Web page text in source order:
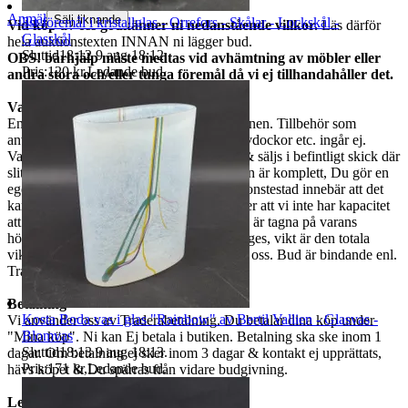
Vid köp av oss godkänner ni nedanstående villkor.Läs därför
hela auktionstexten INNAN ni lägger bud.
OBS! bärhjälp måste medtas vid avhämtning av möbler eller
andra stora och/eller tunga föremål då vi ej tillhandahåller det.
Varubeskrivning
Endast det ni ser på bilderna ingår i auktionen. Tillbehör som
används vid fotografering, som stativ, provdockor etc. ingår ej.
Varorna är begagnade om ej annat anges & säljs i befintligt skick där
slitage kan finnas. Vi garanterar ej att varan är komplett, Du gör en
egen bedömning enligt bilderna. Ej funktionstestad innebär att det
kan saknas delar, att den är ur funktion eller att vi inte har kapacitet
att utföra ett funktionstest. Mått som anges är tagna på varans
högsta/längsta/bredaste del om annat ej anges, vikt är den totala
vikten på varan. Vid frågor måste ni maila oss. Bud är bindande enl.
Traderas regler.
Betalning
Vi använder oss av Traderabetalning. Du betalar dina köp under
"Mina köp". Ni kan Ej betala i butiken. Betalning ska ske inom 1
dagar. Om betalning ej sker inom 3 dagar & kontakt ej upprättats,
hävs köpet & Du spärras från vidare budgivning.
Leverans & Samfrakt
Anmäl Sälj liknande
3st föremål i kristallglas - Orrefors - Skålar - Lockskål -
Glasskål
Sluttid18:12 9 aug 18:12.
Pris:120 kr,Ledande bud.
Kosta Boda vas i glas "Rainbow" av Bertil Vallien - Glasvas -
Blomvas
Sluttid18:13 9 aug 18:13.
Pris:171 kr,Ledande bud.